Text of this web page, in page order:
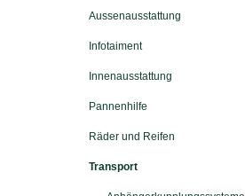
Aussenausstattung
Infotaiment
Innenausstattung
Pannenhilfe
Räder und Reifen
Transport